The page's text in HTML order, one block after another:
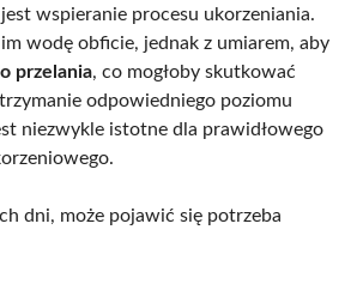
wspieranie procesu ukorzeniania.
wodę obficie, jednak z umiarem, aby
przelania, co mogłoby skutkować
odpowiedniego poziomu
niezwykle istotne dla prawidłowego
dni, może pojawić się potrzeba